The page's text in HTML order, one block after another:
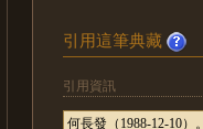
引用這筆典藏
引用資訊